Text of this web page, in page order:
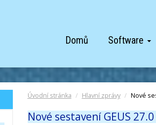
Domů Software
Úvodní stránka Hlavní zprávy Nové
Nové sestavení GEUS